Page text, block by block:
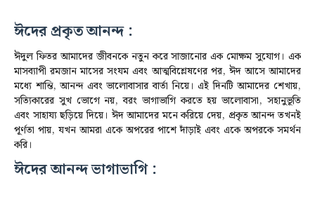
ঈদের প্রকৃত আনন্দ :
ঈদুল ফিতর আমাদের জীবনকে নতুন করে সাজানোর এক মোক্ষম সুযোগ। এক
মাসব্যাপী রমজান মাসের সংযম এবং আত্মবিশ্লেষণের পর, ঈদ আসে আমাদের
মধ্যে শান্তি, আনন্দ এবং ভালোবাসার বার্তা নিয়ে। এই দিনটি আমাদের শেখায়,
সত্যিকারের সুখ ভোগে নয়, বরং ভাগাভাগি করতে হয় ভালোবাসা, সহানুভূতি
এবং সাহায্য ছড়িয়ে দিয়ে। ঈদ আমাদের মনে করিয়ে দেয়, প্রকৃত আনন্দ তখনই
পূর্ণতা পায়, যখন আমরা একে অপরের পাশে দাঁড়াই এবং একে অপরকে সমর্থন
করি।
ঈদের আনন্দ ভাগাভাগি :